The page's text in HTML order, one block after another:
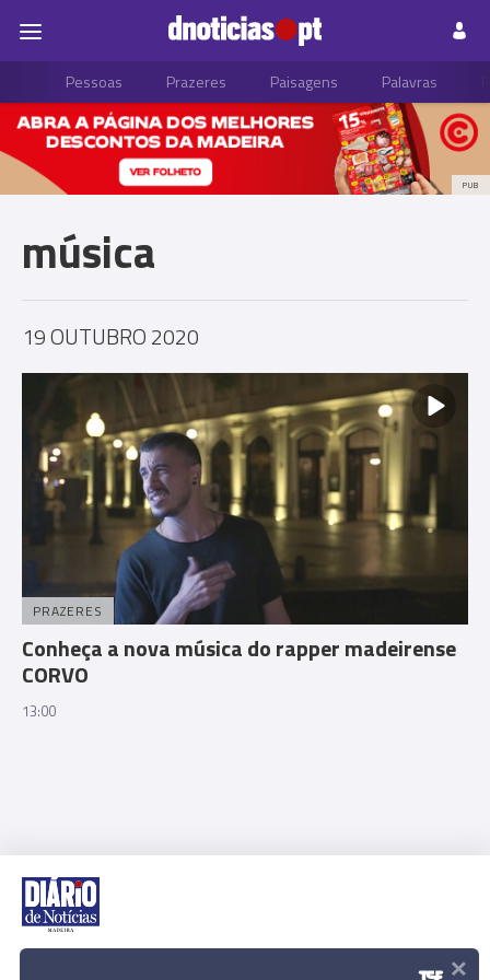
Pessoas Prazeres Paisagens Palavras
PUB
música
19 OUTUBRO 2020
PRAZERES
Conheça a nova música do rapper madeirense
CORVO
13:00
Rua Dr. Fernão de Ornelas, 56 - 3º
×